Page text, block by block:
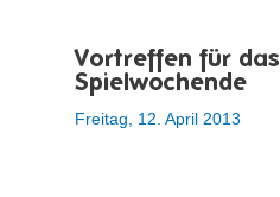
Vortreffen für das
Spielwochende
Freitag, 12. April 2013